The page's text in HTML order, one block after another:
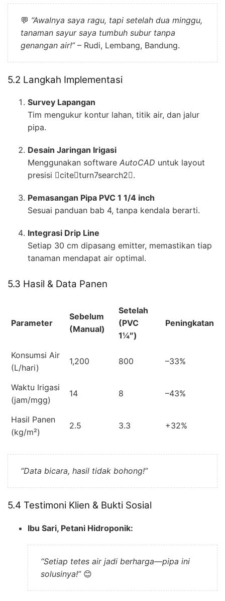
💬 “Awalnya saya ragu, tapi setelah dua minggu,
tanaman sayur saya tumbuh subur tanpa
genangan air!”– Rudi, Lembang, Bandung.
5.2 Langkah Implementasi
Survey Lapangan
Tim mengukur kontur lahan, titik air, dan jalur
pipa.
Desain Jaringan Irigasi
Menggunakan software AutoCAD untuk layout
presisi citeturn7search2.
Pemasangan Pipa PVC 1 1/4 inch
Sesuai panduan bab 4, tanpa kendala berarti.
Integrasi Drip Line
Setiap 30 cm dipasang emitter, memastikan tiap
tanaman mendapat air optimal.
5.3 Hasil & Data Panen
Parameter
Sebelum
(Manual)
Setelah
(PVC
1¼″)
Peningkatan
Konsumsi Air
(L/hari)
1,200 800 –33%
Waktu Irigasi
(jam/mgg)
14 8 –43%
Hasil Panen
(kg/m²)
2.5 3.3 +32%
“Data bicara, hasil tidak bohong!”
5.4 Testimoni Klien & Bukti Sosial
Ibu Sari, Petani Hidroponik:
“Setiap tetes air jadi berharga—pipa ini
solusinya!”😊